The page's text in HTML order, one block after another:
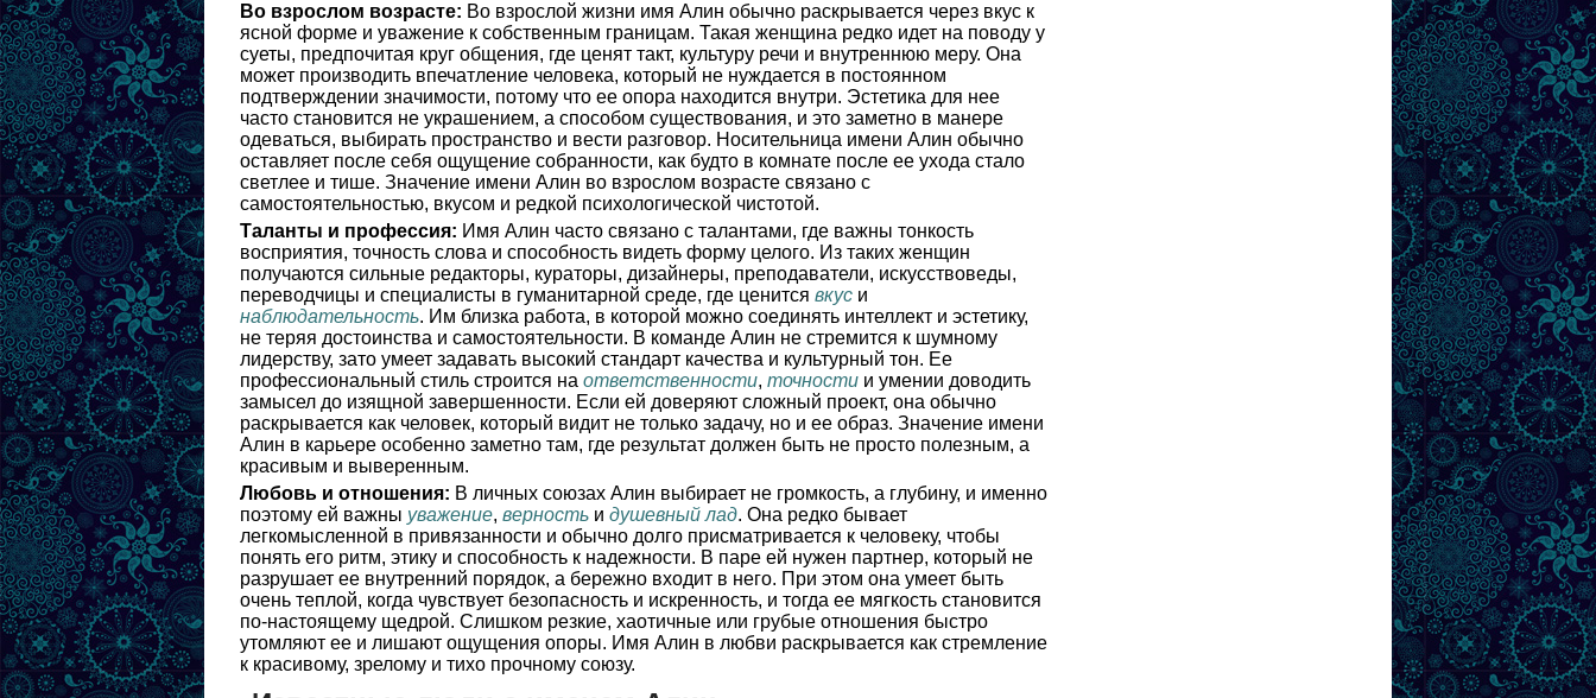
Во взрослом возрасте: Во взрослой жизни имя Алин обычно раскрывается через вкус к
ясной форме и уважение к собственным границам. Такая женщина редко идет на поводу у
суеты, предпочитая круг общения, где ценят такт, культуру речи и внутреннюю меру. Она
может производить впечатление человека, который не нуждается в постоянном
подтверждении значимости, потому что ее опора находится внутри. Эстетика для нее
часто становится не украшением, а способом существования, и это заметно в манере
одеваться, выбирать пространство и вести разговор. Носительница имени Алин обычно
оставляет после себя ощущение собранности, как будто в комнате после ее ухода стало
светлее и тише. Значение имени Алин во взрослом возрасте связано с
самостоятельностью, вкусом и редкой психологической чистотой.
Таланты и профессия: Имя Алин часто связано с талантами, где важны тонкость
восприятия, точность слова и способность видеть форму целого. Из таких женщин
получаются сильные редакторы, кураторы, дизайнеры, преподаватели, искусствоведы,
переводчицы и специалисты в гуманитарной среде, где ценится вкус и
наблюдательность. Им близка работа, в которой можно соединять интеллект и эстетику,
не теряя достоинства и самостоятельности. В команде Алин не стремится к шумному
лидерству, зато умеет задавать высокий стандарт качества и культурный тон. Ее
профессиональный стиль строится на ответственности, точности и умении доводить
замысел до изящной завершенности. Если ей доверяют сложный проект, она обычно
раскрывается как человек, который видит не только задачу, но и ее образ. Значение имени
Алин в карьере особенно заметно там, где результат должен быть не просто полезным, а
красивым и выверенным.
Любовь и отношения: В личных союзах Алин выбирает не громкость, а глубину, и именно
поэтому ей важны уважение, верность и душевный лад. Она редко бывает
легкомысленной в привязанности и обычно долго присматривается к человеку, чтобы
понять его ритм, этику и способность к надежности. В паре ей нужен партнер, который не
разрушает ее внутренний порядок, а бережно входит в него. При этом она умеет быть
очень теплой, когда чувствует безопасность и искренность, и тогда ее мягкость становится
по-настоящему щедрой. Слишком резкие, хаотичные или грубые отношения быстро
утомляют ее и лишают ощущения опоры. Имя Алин в любви раскрывается как стремление
к красивому, зрелому и тихо прочному союзу.